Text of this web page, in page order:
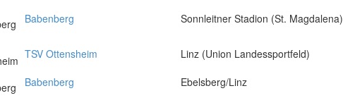
Babenberg Sonnleitner Stadion (St. Magdalena)
TSV Ottensheim
Linz (Union Landessportfeld)
Babenberg Ebelsberg/Linz